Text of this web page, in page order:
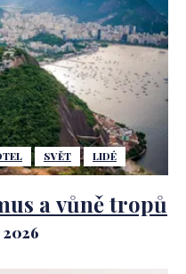
SVĚT LIDÉ
a vůně tropů
2026